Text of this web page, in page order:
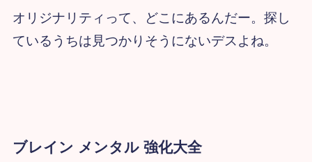
オリジナリティって、どこにあるんだー。探し
ているうちは見つかりそうにないデスよね。
ブレイン メンタル 強化大全